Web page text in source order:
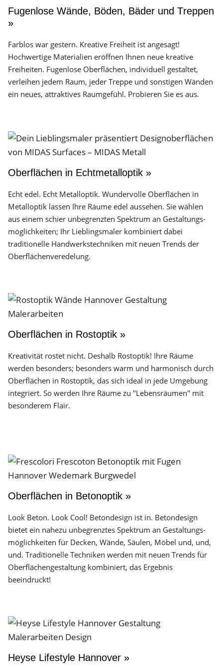
Fugenlose Wände, Böden, Bäder und Treppen
»
Farblos war gestern. Kreative Freiheit ist angesagt!
Hochwertige Materialien eröffnen Ihnen neue kreative
Freiheiten. Fugenlose Oberflächen, individuell gestaltet,
verleihen jedem Raum, jeder Treppe und sonstigen Wänden
ein neues, attraktives Raumgefühl. Probieren Sie es aus.
Oberflächen in Echtmetalloptik »
Echt edel. Echt Metalloptik. Wundervolle Oberflächen in
Metalloptik lassen Ihre Räume edel aussehen. Sie wählen
aus einem schier unbegrenzten Spektrum an Gestaltungs­
möglichkeiten; Ihr Lieblingsmaler kombiniert dabei
traditionelle Handwerks­techniken mit neuen Trends der
Oberflächen­veredelung.
Oberflächen in Rostoptik »
Kreativität rostet nicht. Deshalb Rostoptik! Ihre Räume
werden besonders; besonders warm und harmonisch durch
Oberflächen in Rostoptik, das sich ideal in jede Umgebung
integriert. So werden Ihre Räume zu "Lebensräumen" mit
besonderem Flair.
Oberflächen in Betonoptik »
Look Beton. Look Cool! Betondesign ist in. Betondesign
bietet ein nahezu unbegrenztes Spektrum an Gestaltungs­
möglichkeiten für Decken, Wände, Säulen, Möbel und, und,
und. Traditionelle Techniken werden mit neuen Trends für
Oberflächen­gestaltung kombiniert, das Ergebnis
beeindruckt!
Heyse Lifestyle Hannover »